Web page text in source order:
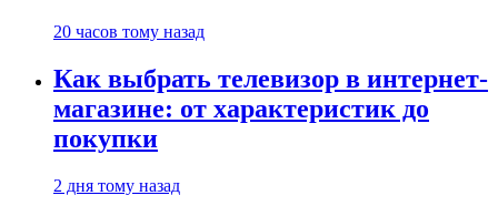
20 часов тому назад
Как выбрать телевизор в интернет-
магазине: от характеристик до
покупки
2 дня тому назад